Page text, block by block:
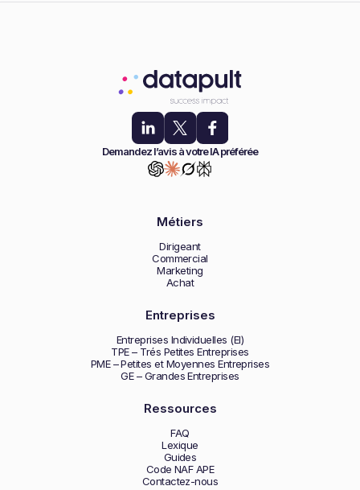
Demandez l’avis à votre IA préférée
Métiers
Dirigeant
Commercial
Marketing
Achat
Entreprises
Entreprises Individuelles (EI)
TPE – Trés Petites Entreprises
PME – Petites et Moyennes Entreprises
GE – Grandes Entreprises
Ressources
FAQ
Lexique
Guides
Code NAF APE
Contactez-nous